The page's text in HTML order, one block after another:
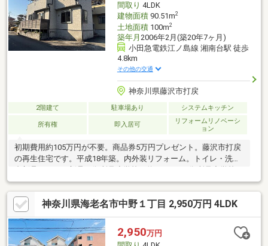
間取り 4LDK
建物面積90.51m2
土地面積100m2
築年月 2006年2月(築20年7ヶ月)
小田急電鉄江ノ島線 湘南台駅 徒歩
4.8km
その他の交通
神奈川県藤沢市打戻
2階建て 駐車場あり システムキッチン
所有権 即入居可
リフォームリノベーシ
ョン
初期費用約105万円が不要。商品券5万円プレゼント。藤沢市打戻
の再生住宅です。平成18年築。内外装リフォーム。トイレ・洗面
(約160m）学区
神奈川県海老名市中野１丁目 2,950万円 4LDK
2,950万円